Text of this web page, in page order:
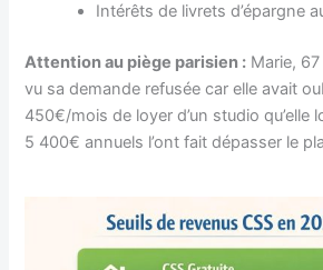
Intérêts de livrets d’épargne
Attention au piège parisien : Marie,
vu sa demande refusée car elle avait
450€/mois de loyer d’un studio qu’elle
5 400€ annuels l’ont fait dépasser le